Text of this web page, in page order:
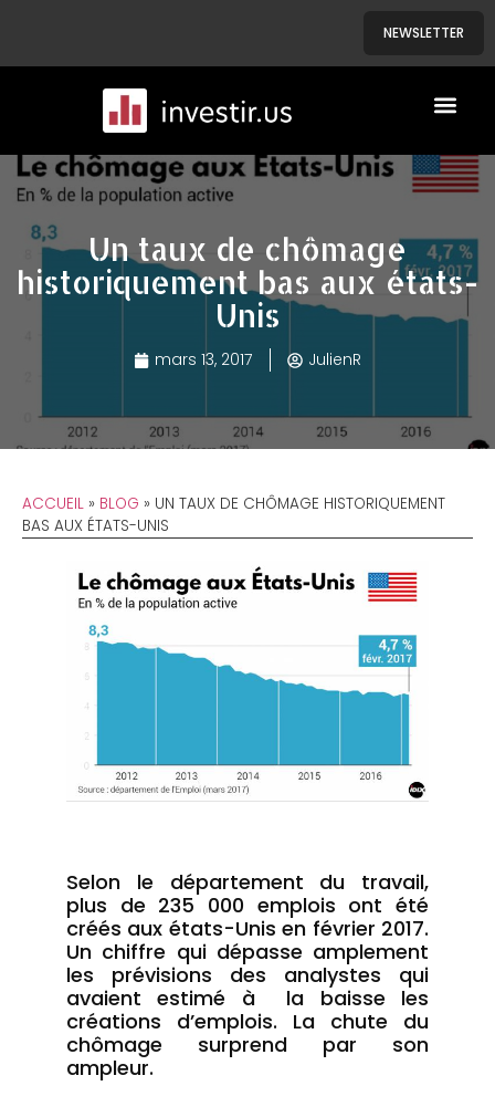
NEWSLETTER
Un taux de chômage
historiquement bas aux états-
Unis
mars 13, 2017 JulienR
ACCUEIL » BLOG » UN TAUX DE CHÔMAGE HISTORIQUEMENT
BAS AUX ÉTATS-UNIS
Selon le département du travail,
plus de 235 000 emplois ont été
créés aux états-Unis en février 2017.
Un chiffre qui dépasse amplement
les prévisions des analystes qui
avaient estimé à la baisse les
créations d’emplois. La chute du
chômage surprend par son
ampleur.